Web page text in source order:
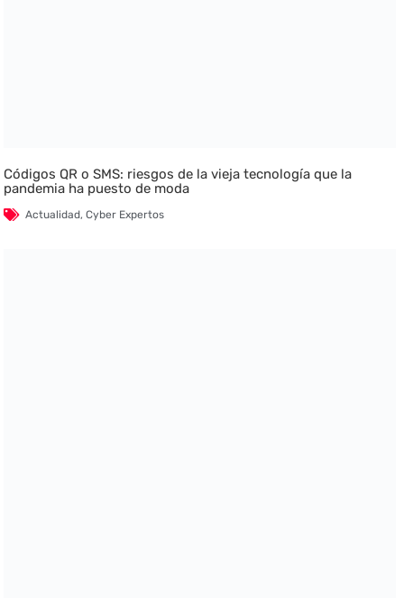
Códigos QR o SMS: riesgos de la vieja tecnología que la
pandemia ha puesto de moda
Actualidad,Cyber Expertos